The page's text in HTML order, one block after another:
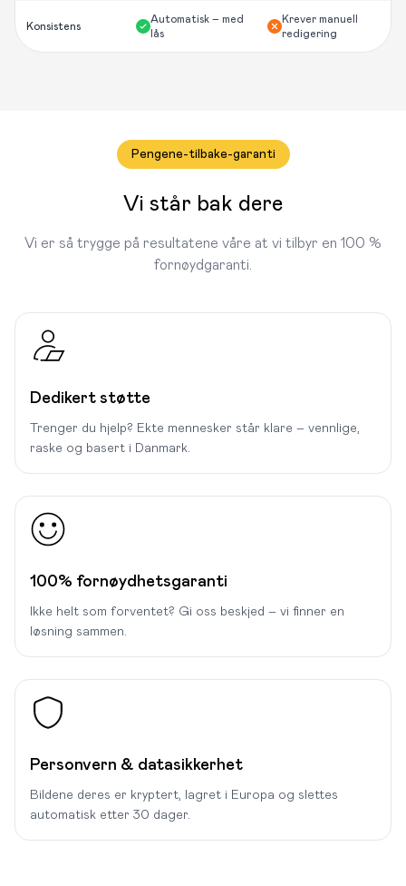
Konsistens
Automatisk – med
lås
Krever manuell
redigering
Pengene-tilbake-garanti
Vi står bak dere
Vi er så trygge på resultatene våre at vi tilbyr en 100 %
fornøydgaranti.
Dedikert støtte
Trenger du hjelp? Ekte mennesker står klare – vennlige,
raske og basert i Danmark.
100% fornøydhetsgaranti
Ikke helt som forventet? Gi oss beskjed – vi finner en
løsning sammen.
Personvern & datasikkerhet
Bildene deres er kryptert, lagret i Europa og slettes
automatisk etter 30 dager.